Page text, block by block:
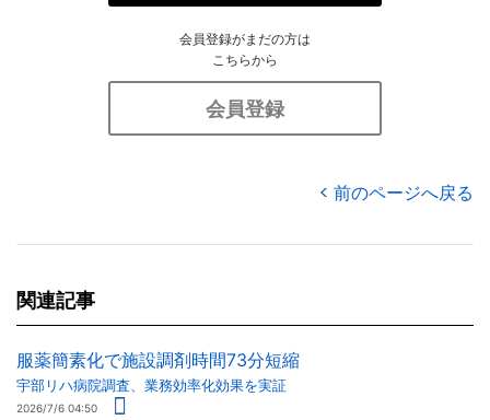
会員登録がまだの方は
こちらから
会員登録
前のページへ戻る
関連記事
服薬簡素化で施設調剤時間73分短縮
宇部リハ病院調査、業務効率化効果を実証
2026/7/6 04:50